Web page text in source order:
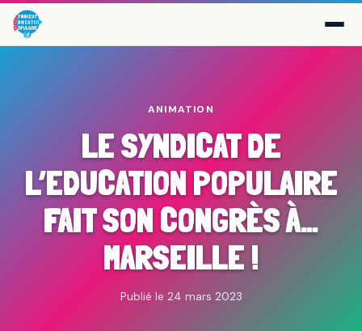
ANIMATION
LE SYNDICAT DE
L’EDUCATION POPULAIRE
FAIT SON CONGRÈS À…
MARSEILLE !
Publié le 24 mars 2023